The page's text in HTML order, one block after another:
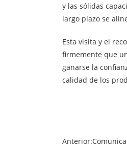
y las sólidas
largo plazo se
Esta visita y el
firmemente que
ganarse la
calidad de los
Anterior: